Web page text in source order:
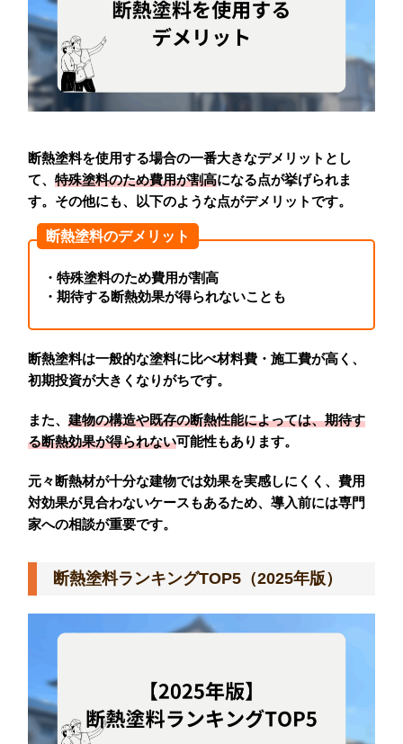
断熱塗料を使用する場合の一番大きなデメリットとし
て、特殊塗料のため費用が割高になる点が挙げられま
す。その他にも、以下のような点がデメリットです。
断熱塗料のデメリット
・特殊塗料のため費用が割高
・期待する断熱効果が得られないことも
断熱塗料は一般的な塗料に比べ材料費・施工費が高く、
初期投資が大きくなりがちです。
また、建物の構造や既存の断熱性能によっては、期待す
る断熱効果が得られない可能性もあります。
元々断熱材が十分な建物では効果を実感しにくく、費用
対効果が見合わないケースもあるため、導入前には専門
家への相談が重要です。
断熱塗料ランキングTOP5（2025年版）